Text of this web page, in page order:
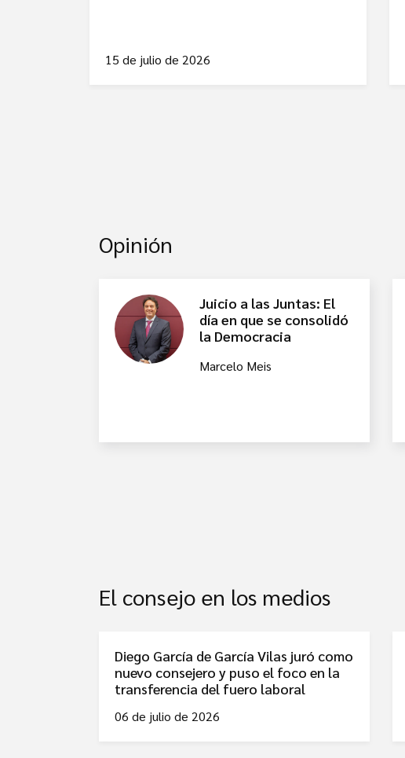
15 de julio de 2026
Opinión
Juicio a las Juntas: El
día en que se consolidó
la Democracia
Marcelo Meis
El consejo en los medios
Diego García de García Vilas juró como
nuevo consejero y puso el foco en la
transferencia del fuero laboral
06 de julio de 2026